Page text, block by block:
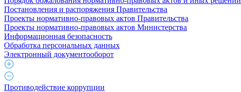
Постановления и распоряжения Правительства
Проекты нормативно-правовых актов Правительства
Проекты нормативно-правовых актов Министерства
Информационная безопасность
Обработка персональных данных
Электронный документооборот
Противодействие коррупции